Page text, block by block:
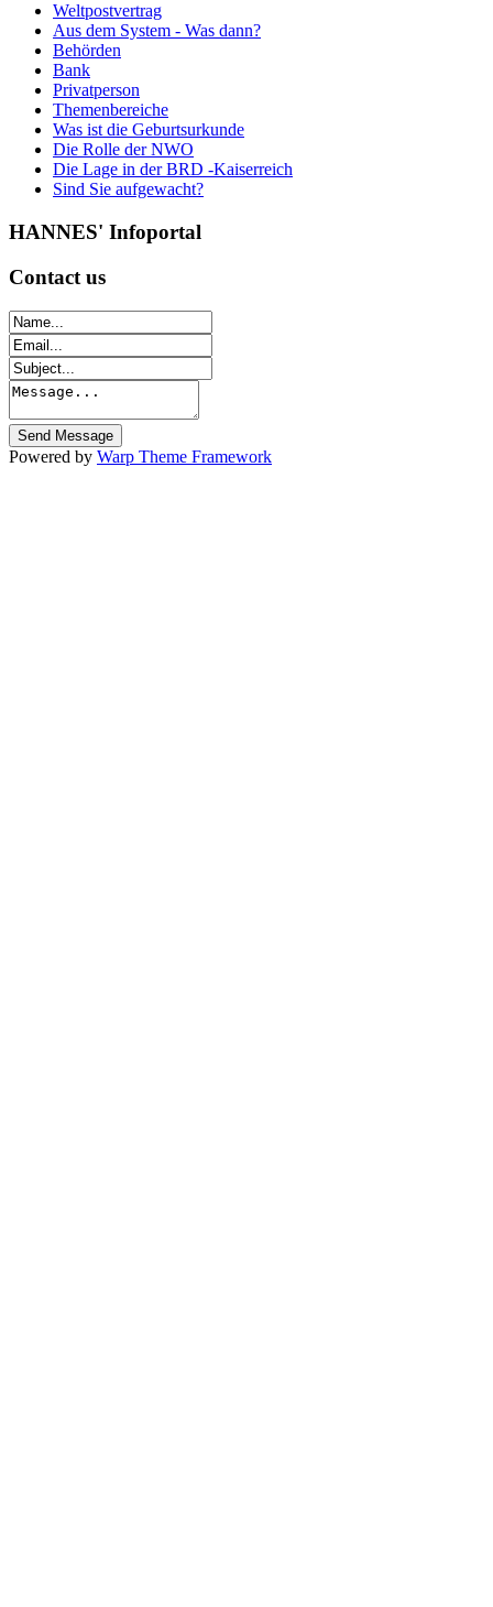
Weltpostvertrag
Aus dem System - Was dann?
Behörden
Bank
Privatperson
Themenbereiche
Was ist die Geburtsurkunde
Die Rolle der NWO
Die Lage in der BRD -Kaiserreich
Sind Sie aufgewacht?
HANNES' Infoportal
Contact us
Powered by Warp Theme Framework